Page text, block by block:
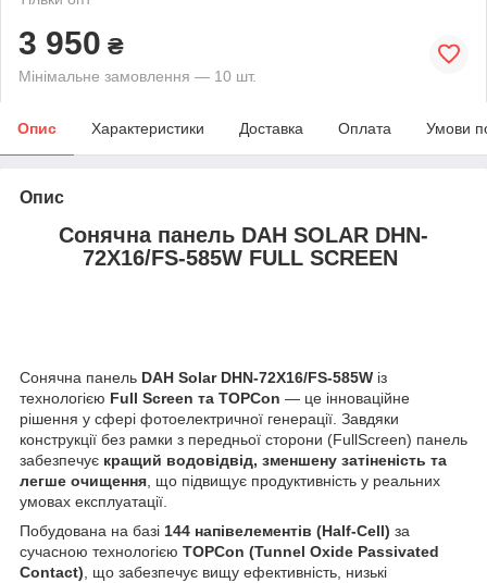
3 950 ₴
Мінімальне замовлення — 10 шт.
Опис Характеристики Доставка Оплата Умови
Опис
Сонячна панель DAH SOLAR DHN-
72X16/FS-585W FULL SCREEN
Сонячна панель DAH Solar DHN-72X16/FS-585W із
технологією Full Screen та TOPCon — це інноваційне
рішення у сфері фотоелектричної генерації. Завдяки
конструкції без рамки з передньої сторони (FullScreen) панель
забезпечує кращий водовідвід, зменшену затіненість та
легше очищення , що підвищує продуктивність у реальних
умовах експлуатації.
Побудована на базі 144 напівелементів (Half-Cell) за
сучасною технологією TOPCon (Tunnel Oxide Passivated
Contact) , що забезпечує вищу ефективність, низькі